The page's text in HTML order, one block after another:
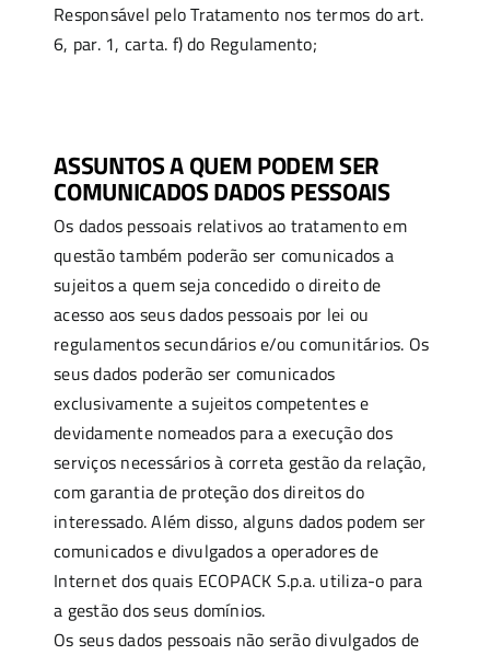
Responsável pelo Tratamento nos termos do art.
6, par. 1, carta. f) do Regulamento;
ASSUNTOS A QUEM PODEM SER
COMUNICADOS DADOS PESSOAIS
Os dados pessoais relativos ao tratamento em
questão também poderão ser comunicados a
sujeitos a quem seja concedido o direito de
acesso aos seus dados pessoais por lei ou
regulamentos secundários e/ou comunitários. Os
seus dados poderão ser comunicados
exclusivamente a sujeitos competentes e
devidamente nomeados para a execução dos
serviços necessários à correta gestão da relação,
com garantia de proteção dos direitos do
interessado. Além disso, alguns dados podem ser
comunicados e divulgados a operadores de
Internet dos quais ECOPACK S.p.a. utiliza-o para
a gestão dos seus domínios.
Os seus dados pessoais não serão divulgados de